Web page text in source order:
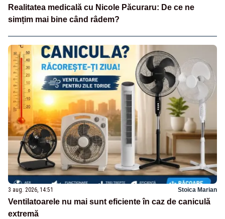
Realitatea medicală cu Nicole Păcuraru: De ce ne
simțim mai bine când râdem?
3 aug. 2026, 14:51 Stoica Marian
Ventilatoarele nu mai sunt eficiente în caz de caniculă
extremă